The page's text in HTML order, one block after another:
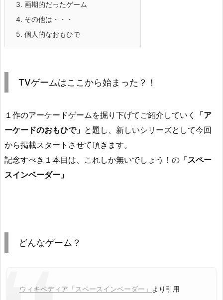
3. 画期的だったゲーム
4. その他は・・・
5. 個人的なおもひで
TVゲームはここから始まった？！
１作のアーケードゲームを掘り下げてご紹介していく
「ア
ーケードのおもひで」 と題し、新しいシリーズとして今回
から掲載スタートさせて頂きます。
記念すべき１本目は、これしか無いでしょう！の 「スペー
スインベーダー」
どんなゲーム？
ウィキペディア「スペースインベーダー」 より引用